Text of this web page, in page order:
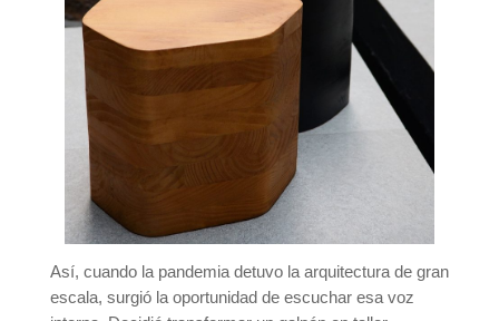
Así, cuando la pandemia detuvo la arquitectura de gran
escala, surgió la oportunidad de escuchar esa voz